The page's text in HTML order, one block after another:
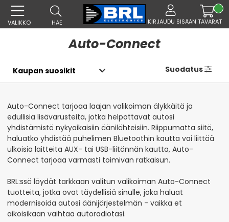
VALIKKO HAE KIRJAUDU SISÄÄN TAVARAT
Auto-Connect
Auto-Connect tarjoaa laajan valikoiman älykkäitä ja
edullisia lisävarusteita, jotka helpottavat autosi
yhdistämistä nykyaikaisiin äänilähteisiin. Riippumatta siitä,
haluatko yhdistää puhelimen Bluetoothin kautta vai liittää
ulkoisia laitteita AUX- tai USB-liitännän kautta, Auto-
Connect tarjoaa varmasti toimivan ratkaisun.
BRL:ssä löydät tarkkaan valitun valikoiman Auto-Connect
tuotteita, jotka ovat täydellisiä sinulle, joka haluat
modernisoida autosi äänijärjestelmän - vaikka et
aikoisikaan vaihtaa autoradiotasi.
Suodatus